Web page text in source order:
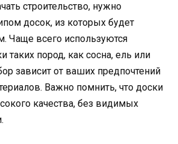
строительство, нужно
досок, из которых будет
Чаще всего используются
таких пород, как сосна, ель или
зависит от ваших предпочтений
Важно помнить, что доски
качества, без видимых